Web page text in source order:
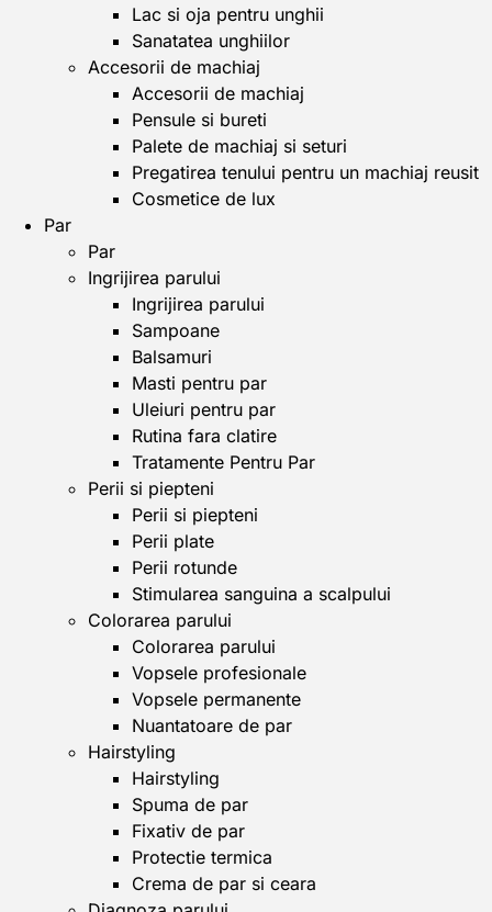
Lac si oja pentru unghii
Sanatatea unghiilor
Accesorii de machiaj
Accesorii de machiaj
Pensule si bureti
Palete de machiaj si seturi
Pregatirea tenului pentru un machiaj reusit
Cosmetice de lux
Par
Par
Ingrijirea parului
Ingrijirea parului
Sampoane
Balsamuri
Masti pentru par
Uleiuri pentru par
Rutina fara clatire
Tratamente Pentru Par
Perii si piepteni
Perii si piepteni
Perii plate
Perii rotunde
Stimularea sanguina a scalpului
Colorarea parului
Colorarea parului
Vopsele profesionale
Vopsele permanente
Nuantatoare de par
Hairstyling
Hairstyling
Spuma de par
Fixativ de par
Protectie termica
Crema de par si ceara